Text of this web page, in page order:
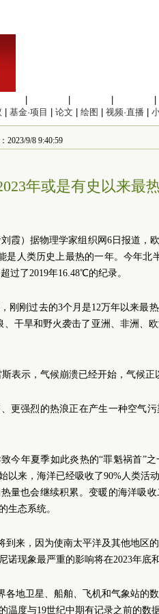
基金·项目 论文 绘图 视频·直播
2023/9/8 9:40:59
年或是有史以来最
霞）据物理学家组织网6日报道，
是人类历史上最热的一年。今年北
过了2019年16.48℃的纪录。
刚刚过去的3个月是12万年以来最
、干旱和野火袭击了亚洲、非洲、
表示，气候崩溃已经开始，气候正
更强烈的热浪正在产生一种空气
今年夏季如此炎热的“罪魁祸首”
以来，海洋已经吸收了90%人类活
量也会继续积累。变暖的海洋吸
生态系统。
到来，因为使南太平洋及其他地区
诺现象最严重的影响将在2023年底
各地卫星、船舶、飞机和气象站的
温度与19世纪中期有记录之前的数